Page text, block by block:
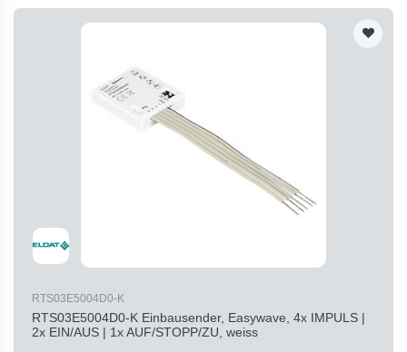
RTS03E5004D0-K
RTS03E5004D0-K Einbausender, Easywave, 4x IMPULS |
2x EIN/AUS | 1x AUF/STOPP/ZU, weiss